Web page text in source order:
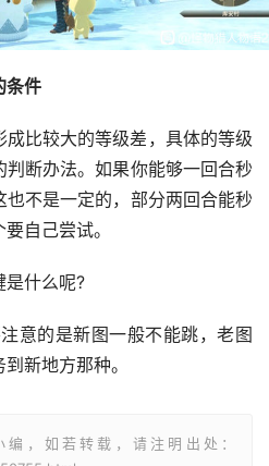
条件
成比较大的等级差，具体的等级
断办法。如果你能够一回合秒
不是一定的，部分两回合能秒
自己尝试。
是什么呢?
意的是新图一般不能跳，老图
新地方那种。
，如若转载，请注明出处：